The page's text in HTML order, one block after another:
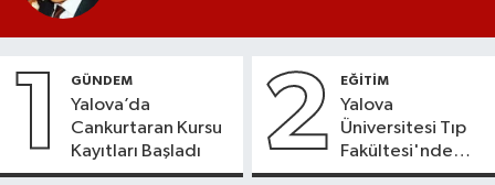
1 GÜNDEM
Yalova’da
Cankurtaran Kursu
Kayıtları Başladı
2 EĞİTİM
Yalova
Üniversitesi Tıp
Fakültesi'nde
Yeni Dönem